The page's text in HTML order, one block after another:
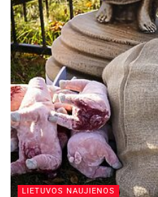
LIETUVOS NAUJIENOS